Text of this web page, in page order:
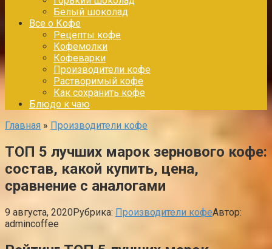
Белый шоколад
Все о Кофе
Рецепты кофе
Кофемолки
Кофеварки
Производители кофе
Растворимый кофе
Как сохранить кофе
Блюдо к чаю
Главная » Производители кофе
ТОП 5 лучших марок зернового кофе:
состав, какой купить, цена,
сравнение с аналогами
9 августа, 2020Рубрика: Производители кофеАвтор:
admincoffee